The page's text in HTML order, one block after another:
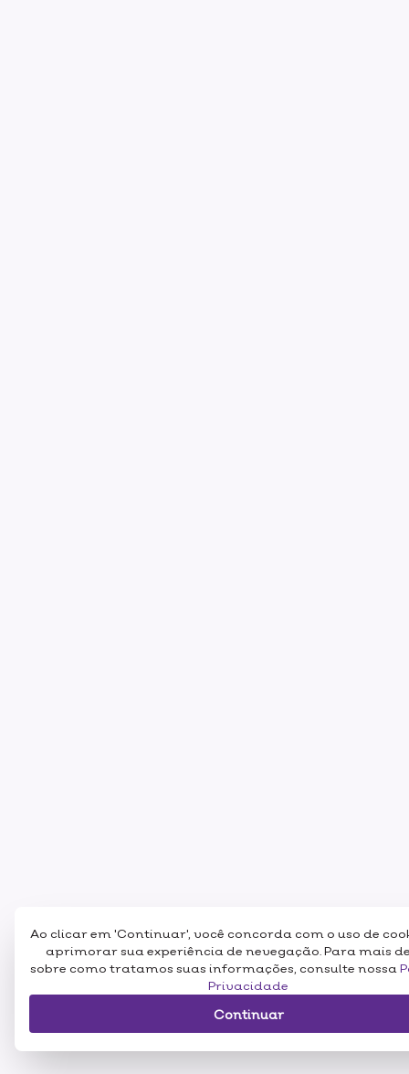
Ao clicar em 'Continuar', você concorda com o uso de
aprimorar sua experiência de nevegação. Para mais
sobre como tratamos suas informações, consulte nossa
Privacidade
Continuar